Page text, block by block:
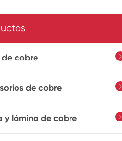
de cobre 
de cobre 
y lámina de cobre 